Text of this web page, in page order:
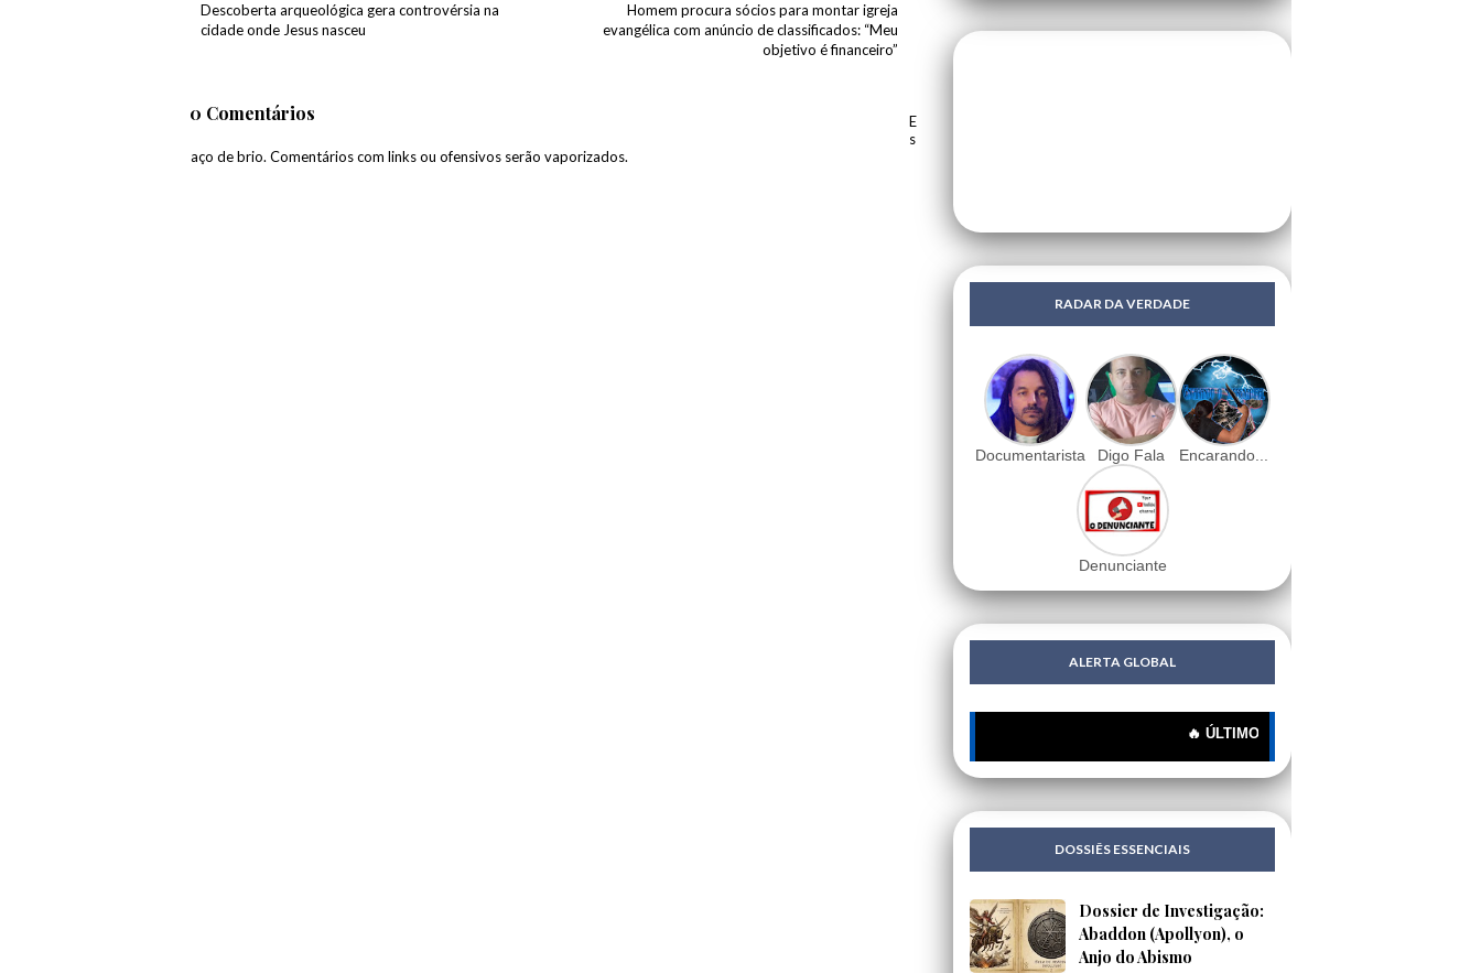
Homem procura sócios para montar igreja
evangélica com anúncio de classificados: “Meu
objetivo é financeiro”
Descoberta arqueológica gera controvérsia na
cidade onde Jesus nasceu
0 Comentários
E
s
paço de brio. Comentários com links ou ofensivos serão vaporizados.
RADAR DA VERDADE
Documentarista Digo Fala Encarando...
Denunciante
ALERTA GLOBAL
🔥 ÚLTIMOS MISTÉRIOS: 🔍 O Novo Rótulo, o
DOSSIÊS ESSENCIAIS
Dossier de Investigação:
Abaddon (Apollyon), o
Anjo do Abismo